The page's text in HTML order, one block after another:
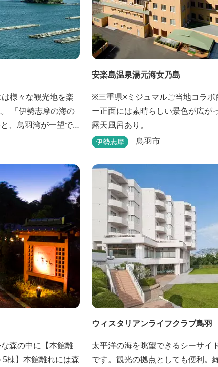
様々な観光地を楽
「伊勢志摩の海の
、鳥羽湾が一望で
ューアルされた客
お部屋で、親子3世
ます。 全室オーシ
でき、日頃の疲...
安楽島温泉湯元海女乃島
※三重県×ミジュマルご当地コラボ商
ー正面には素晴らしい景色が広が
露天風呂あり。
伊勢志摩 鳥羽市
森の中に【本館離
棟】本館離れには森
ウィスタリアンライフクラブ鳥羽
太平洋の海を眺望できるシーサイ
です。観光の拠点としても便利。